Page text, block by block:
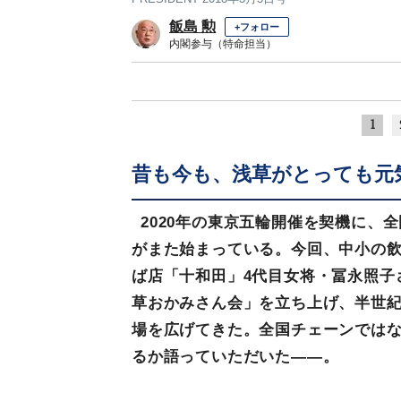
飯島 勲 +フォロー
内閣参与（特命担当）
1
昔も今も、浅草がとっても
2020年の東京五輪開催を契機に、
がまた始まっている。今回、中小の
ば店「十和田」4代目女将・冨永照
草おかみさん会」を立ち上げ、半世
場を広げてきた。全国チェーンでは
るか語っていただいた――。